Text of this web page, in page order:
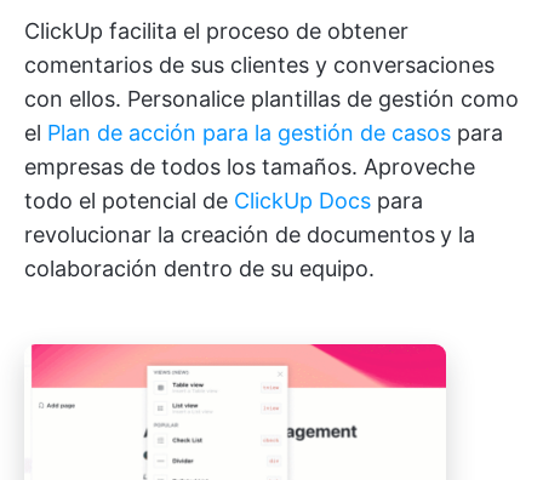
ClickUp facilita el proceso de obtener
comentarios de sus clientes y conversaciones
con ellos. Personalice plantillas de gestión como
el Plan de acción para la gestión de casos para
empresas de todos los tamaños. Aproveche
todo el potencial de ClickUp Docs para
revolucionar la creación de documentosy la
colaboración dentro de su equipo.